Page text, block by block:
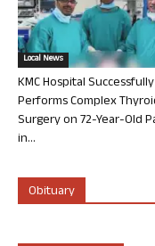
Local News
KMC Hospital Successfully
Performs Complex
Surgery on 72-Year-Old
in...
Obituary